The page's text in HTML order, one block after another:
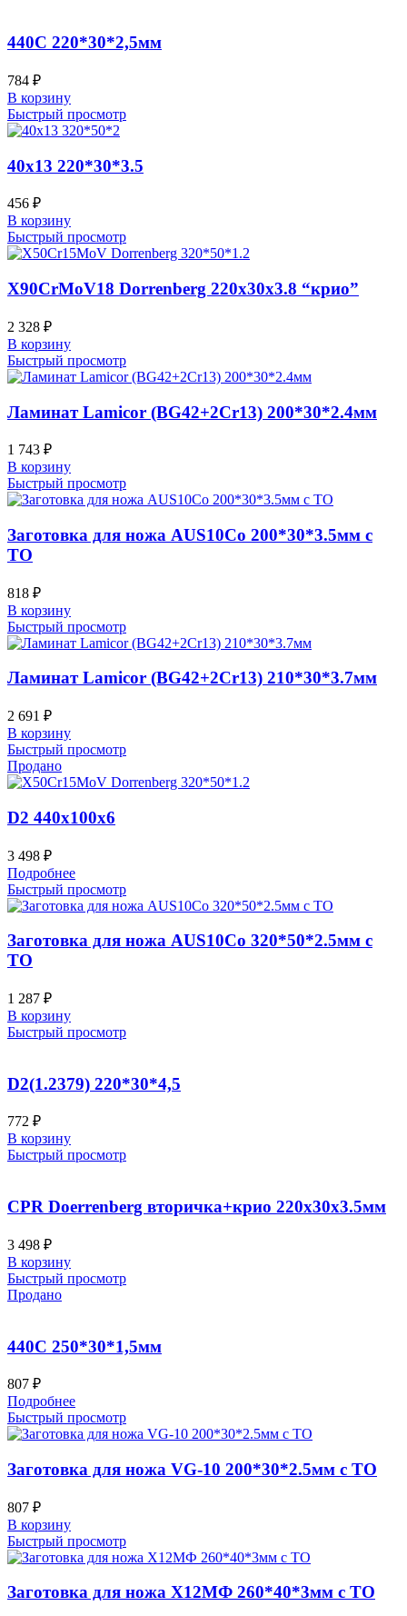
440C 220*30*2,5мм
784 ₽
В корзину
Быстрый просмотр
40х13 220*30*3.5
456 ₽
В корзину
Быстрый просмотр
X90CrMoV18 Dorrenberg 220x30x3.8 “крио”
2 328 ₽
В корзину
Быстрый просмотр
Ламинат Lamicor (BG42+2Cr13) 200*30*2.4мм
1 743 ₽
В корзину
Быстрый просмотр
Заготовка для ножа AUS10Co 200*30*3.5мм с
ТО
818 ₽
В корзину
Быстрый просмотр
Ламинат Lamicor (BG42+2Cr13) 210*30*3.7мм
2 691 ₽
В корзину
Быстрый просмотр
Продано
D2 440x100x6
3 498 ₽
Подробнее
Быстрый просмотр
Заготовка для ножа AUS10Co 320*50*2.5мм с
ТО
1 287 ₽
В корзину
Быстрый просмотр
D2(1.2379) 220*30*4,5
772 ₽
В корзину
Быстрый просмотр
CPR Doerrenberg вторичка+крио 220x30x3.5мм
3 498 ₽
В корзину
Быстрый просмотр
Продано
440C 250*30*1,5мм
807 ₽
Подробнее
Быстрый просмотр
Заготовка для ножа VG-10 200*30*2.5мм с ТО
807 ₽
В корзину
Быстрый просмотр
Заготовка для ножа Х12МФ 260*40*3мм с ТО